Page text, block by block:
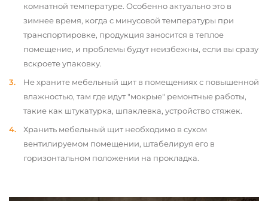
комнатной температуре. Особенно актуально это в
зимнее время, когда с минусовой температуры при
транспортировке, продукция заносится в теплое
помещение, и проблемы будут неизбежны, если вы сразу
вскроете упаковку.
Не храните мебельный щит в помещениях с повышенной
влажностью, там где идут "мокрые" ремонтные работы,
такие как штукатурка, шпаклевка, устройство стяжек.
Хранить мебельный щит необходимо в сухом
вентилируемом помещении, штабелируя его в
горизонтальном положении на прокладка.